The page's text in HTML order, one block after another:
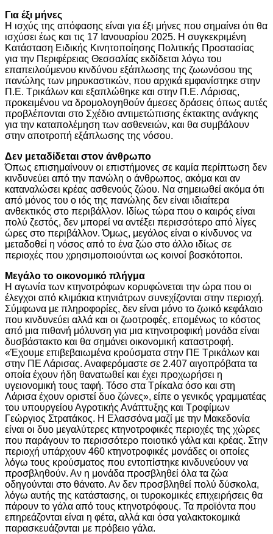
Για έξι μήνες
Η ισχύς της απόφασης είναι για έξι μήνες που σημαίνει ότι θα
ισχύσει έως και τις 17 Ιανουαρίου 2025. Η συγκεκριμένη
Κατάσταση Ειδικής Κινητοποίησης Πολιτικής Προστασίας
για την Περιφέρειας Θεσσαλίας εκδίδεται λόγω του
επαπειλούμενου κινδύνου εξάπλωσης της ζωωνόσου της
πανώλης των μηρυκαστικών, που αρχικά εμφανίστηκε στην
Π.Ε. Τρικάλων και εξαπλώθηκε και στην Π.Ε. Λάρισας,
προκειμένου να δρομολογηθούν άμεσες δράσεις όπως αυτές
προβλέπονται στο Σχέδιο αντιμετώπισης έκτακτης ανάγκης
για την καταπολέμηση των ασθενειών, και θα συμβάλουν
στην αποτροπή εξάπλωσης της νόσου.
Δεν μεταδίδεται στον άνθρωπο
Όπως επισημαίνουν οι επιστήμονες σε καμία περίπτωση δεν
κινδυνεύει από την πανώλη ο άνθρωπος, ακόμα και αν
καταναλώσει κρέας ασθενούς ζώου. Να σημειωθεί ακόμα ότι
από μόνος του ο ιός της πανώλης δεν είναι ιδιαίτερα
ανθεκτικός στο περιβάλλον. Ιδίως τώρα που ο καιρός είναι
πολύ ζεστός, δεν μπορεί να αντέξει περισσότερο από λίγες
ώρες στο περιβάλλον. Όμως, μεγάλος είναι ο κίνδυνος να
μεταδοθεί η νόσος από το ένα ζώο στο άλλο ιδίως σε
περιοχές που χρησιμοποιούνται ως κοινοί βοσκότοποι.
Μεγάλο το οικονομικό πλήγμα
Η αγωνία των κτηνοτρόφων κορυφώνεται την ώρα που οι
έλεγχοι από κλιμάκια κτηνιάτρων συνεχίζονται στην περιοχή.
Σύμφωνα με πληροφορίες, δεν είναι μόνο το ζωικό κεφάλαιο
που κινδυνεύει αλλά και οι ζωοτροφές, επομένως το κόστος
από μια πιθανή μόλυνση για μια κτηνοτροφική μονάδα είναι
δυσβάστακτο και θα σημάνει οικονομική καταστροφή.
«Έχουμε επιβεβαιωμένα κρούσματα στην ΠΕ Τρικάλων και
στην ΠΕ Λάρισας. Αναφερόμαστε σε 2.407 αιγοπρόβατα τα
οποία έχουν ήδη θανατωθεί και έχει προχωρήσει η
υγειονομική τους ταφή. Τόσο στα Τρίκαλα όσο και στη
Λάρισα έχουν οριστεί δυο ζώνες», είπε ο γενικός γραμματέας
του υπουργείου Αγροτικής Ανάπτυξης και Τροφίμων
Γεώργιος Στρατάκος. Η Ελασσόνα μαζί με την Μακεδονία
είναι οι δυο μεγαλύτερες κτηνοτροφικές περιοχές της χώρες
που παράγουν το περισσότερο ποιοτικό γάλα και κρέας. Στην
περιοχή υπάρχουν 460 κτηνοτροφικές μονάδες οι οποίες
λόγω τους κρούσματος που εντοπίστηκε κινδυνεύουν να
προσβληθούν. Αν η μονάδα προσβληθεί όλα τα ζώα
οδηγούνται στο θάνατο. Αν δεν προσβληθεί πολύ δύσκολα,
λόγω αυτής της κατάστασης, οι τυροκομικές επιχειρήσεις θα
πάρουν το γάλα από τους κτηνοτρόφους. Τα προϊόντα που
επηρεάζονται είναι η φέτα, αλλά και όσα γαλακτοκομικά
παρασκευάζονται με πρόβειο γάλα.